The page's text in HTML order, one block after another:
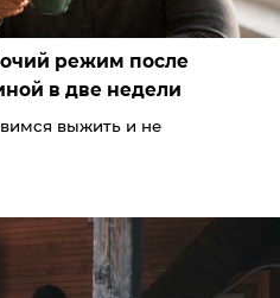
режим после
в две недели
выжить и не